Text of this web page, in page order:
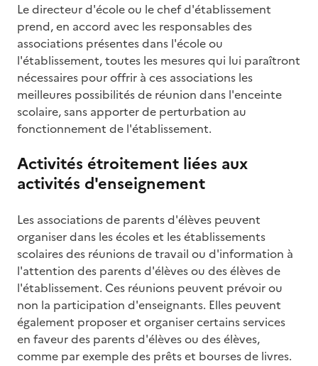
Le directeur d'école ou le chef d'établissement
prend, en accord avec les responsables des
associations présentes dans l'école ou
l'établissement, toutes les mesures qui lui paraîtront
nécessaires pour offrir à ces associations les
meilleures possibilités de réunion dans l'enceinte
scolaire, sans apporter de perturbation au
fonctionnement de l'établissement.
Activités étroitement liées aux
activités d'enseignement
Les associations de parents d'élèves peuvent
organiser dans les écoles et les établissements
scolaires des réunions de travail ou d'information à
l'attention des parents d'élèves ou des élèves de
l'établissement. Ces réunions peuvent prévoir ou
non la participation d'enseignants. Elles peuvent
également proposer et organiser certains services
en faveur des parents d'élèves ou des élèves,
comme par exemple des prêts et bourses de livres.